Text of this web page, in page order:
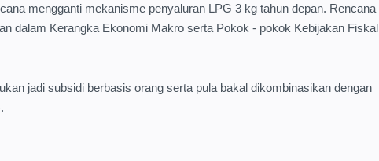
mengganti mekanisme penyaluran LPG 3 kg tahun depan. Rencana
dalam Kerangka Ekonomi Makro serta Pokok - pokok Kebijakan Fiskal
jadi subsidi berbasis orang serta pula bakal dikombinasikan dengan